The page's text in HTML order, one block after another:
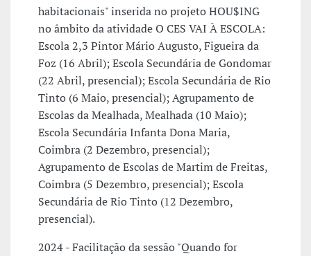
habitacionais" inserida no projeto HOU$ING
no âmbito da atividade O CES VAI À ESCOLA:
Escola 2,3 Pintor Mário Augusto, Figueira da
Foz (16 Abril); Escola Secundária de Gondomar
(22 Abril, presencial); Escola Secundária de Rio
Tinto (6 Maio, presencial); Agrupamento de
Escolas da Mealhada, Mealhada (10 Maio);
Escola Secundária Infanta Dona Maria,
Coimbra (2 Dezembro, presencial);
Agrupamento de Escolas de Martim de Freitas,
Coimbra (5 Dezembro, presencial); Escola
Secundária de Rio Tinto (12 Dezembro,
presencial).
2024 - Facilitação da sessão "Quando for